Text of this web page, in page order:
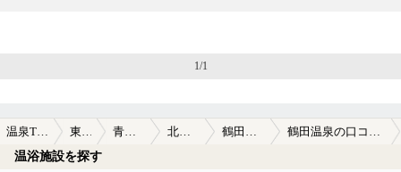
ール臭がしました。右奥には、打たせ湯もあります。かなり
鄙び度を通り越して、もはやＢ級。旅館部も営業されている
とのことなので、鄙び系温泉が好きな方は、泊まってもいい
かもと思いました。
1/1
温泉TOP 東北 青森県 北津軽 鶴田温泉 鶴田温泉の口コミ一覧
温浴施設を探す